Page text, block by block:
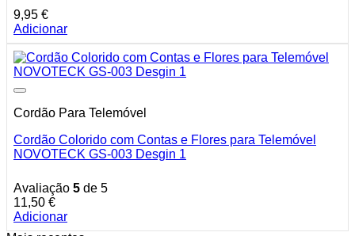
9,95 €
Adicionar
Cordão Para Telemóvel
Cordão Colorido com Contas e Flores para Telemóvel
NOVOTECK GS-003 Desgin 1
Avaliação 5 de 5
11,50 €
Adicionar